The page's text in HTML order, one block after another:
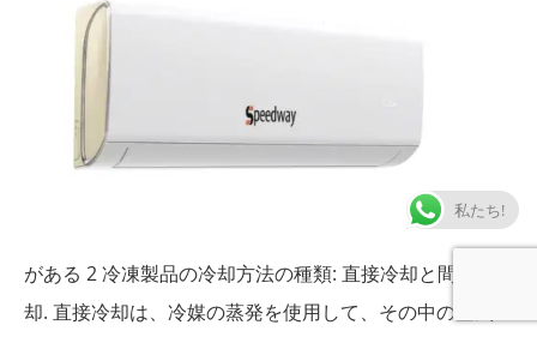
がある 2 冷凍製品の冷却方法の種類: 直接冷却と間接冷
却. 直接冷却は、冷媒の蒸発を使用して、その中の空気
私たち!